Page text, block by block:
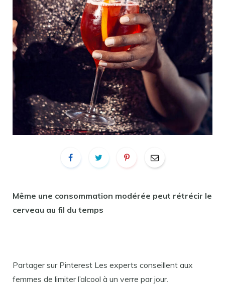
Même une consommation modérée peut rétrécir le
cerveau au fil du temps
Partager sur Pinterest Les experts conseillent aux
femmes de limiter l’alcool à un verre par jour.